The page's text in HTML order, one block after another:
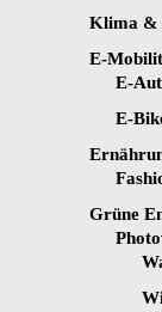
Klima &
E-
E-
E-
Grüne